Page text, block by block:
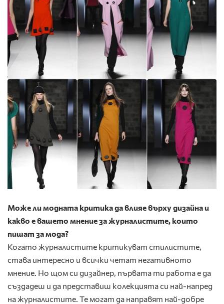
Може ли модната критика да влияе върху ди­зайна и
какво е вашето мнение за журналисти­те, които
пишат за мода?
Когато журналистите критикуват стилистите,
става интересно и всички четат негативното
мнение. Но щом си дизайнер, първата ти работа е да
създадеш и да представиш колекцията си най-напред
на журналистите. Те могат да нап­равят най-добре